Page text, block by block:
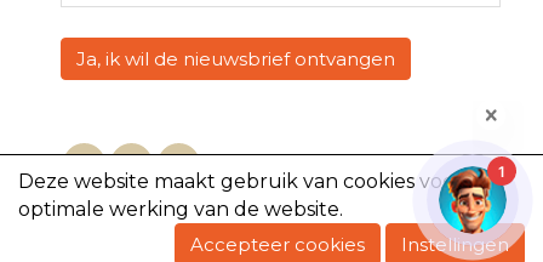
Deze website maakt gebruik van cookies voor een
optimale werking van de website.
Accepteer cookies
Instellingen
Ja, ik wil de nieuwsbrief ontvangen
Copyright @2023, De Volharding
1